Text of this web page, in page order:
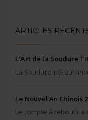
ARTICLES
L’Art de la Soudure
La Soudure TIG sur
Le Nouvel An Chinois
Le compte à rebours a